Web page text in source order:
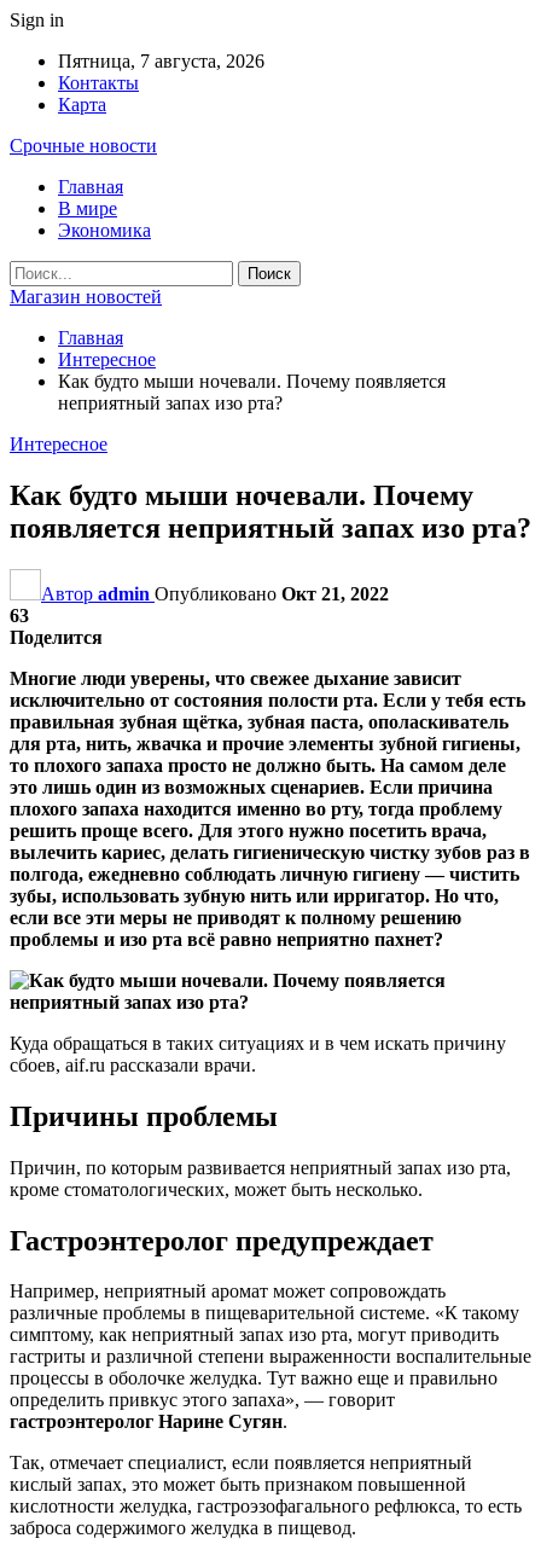
Sign in
Пятница, 7 августа, 2026
Контакты
Карта
Срочные новости
Главная
В мире
Экономика
Магазин новостей
Главная
Интересное
Как будто мыши ночевали. Почему появляется
неприятный запах изо рта?
Интересное
Как будто мыши ночевали. Почему
появляется неприятный запах изо рта?
Автор admin Опубликовано Окт 21, 2022
63
Поделится
Многие люди уверены, что свежее дыхание зависит
исключительно от состояния полости рта. Если у тебя есть
правильная зубная щётка, зубная паста, ополаскиватель
для рта, нить, жвачка и прочие элементы зубной гигиены,
то плохого запаха просто не должно быть. На самом деле
это лишь один из возможных сценариев. Если причина
плохого запаха находится именно во рту, тогда проблему
решить проще всего. Для этого нужно посетить врача,
вылечить кариес, делать гигиеническую чистку зубов раз в
полгода, ежедневно соблюдать личную гигиену — чистить
зубы, использовать зубную нить или ирригатор. Но что,
если все эти меры не приводят к полному решению
проблемы и изо рта всё равно неприятно пахнет?
Куда обращаться в таких ситуациях и в чем искать причину
сбоев, aif.ru рассказали врачи.
Причины проблемы
Причин, по которым развивается неприятный запах изо рта,
кроме стоматологических, может быть несколько.
Гастроэнтеролог предупреждает
Например, неприятный аромат может сопровождать
различные проблемы в пищеварительной системе. «К такому
симптому, как неприятный запах изо рта, могут приводить
гастриты и различной степени выраженности воспалительные
процессы в оболочке желудка. Тут важно еще и правильно
определить привкус этого запаха», — говорит
гастроэнтеролог Нарине Сугян.
Так, отмечает специалист, если появляется неприятный
кислый запах, это может быть признаком повышенной
кислотности желудка, гастроэзофагального рефлюкса, то есть
заброса содержимого желудка в пищевод.